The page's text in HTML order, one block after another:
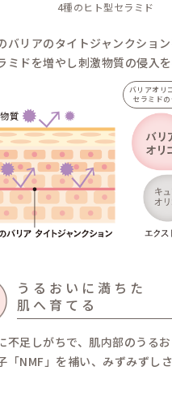
胎脂が取れて
急激に乾燥し
敏感肌は、そ
肌と同じ状態
肌をしっかり
必要がありま